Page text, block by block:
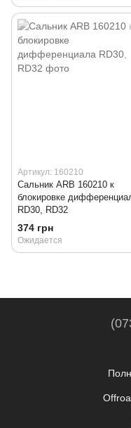
Артикул: 160210
Сальник ARB 160210 к
блокировке
RD30, RD32
374 грн
Ожидается